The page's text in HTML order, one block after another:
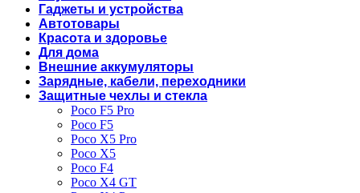
Гаджеты и устройства
Автотовары
Красота и здоровье
Для дома
Внешние аккумуляторы
Зарядные, кабели, переходники
Защитные чехлы и стекла
Poco F5 Pro
Poco F5
Poco X5 Pro
Poco X5
Poco F4
Poco X4 GT